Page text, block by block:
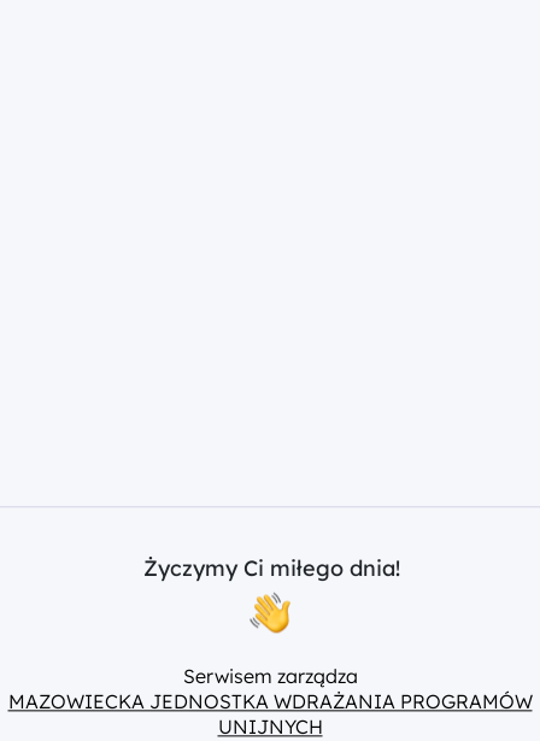
Życzymy Ci miłego dnia!
Serwisem zarządza
MAZOWIECKA JEDNOSTKA WDRAŻANIA PROGRAMÓW
UNIJNYCH